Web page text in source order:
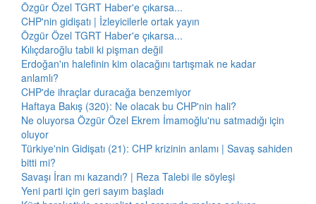
Özgür Özel TGRT Haber'e çıkarsa...
CHP'nin gidişatı | İzleyicilerle ortak yayın
Özgür Özel TGRT Haber'e çıkarsa...
Kılıçdaroğlu tabii ki pişman değil
Erdoğan'ın halefinin kim olacağını tartışmak ne kadar
anlamlı?
CHP'de ihraçlar duracağa benzemiyor
Haftaya Bakış (320): Ne olacak bu CHP'nin hali?
Ne oluyorsa Özgür Özel Ekrem İmamoğlu'nu satmadığı için
oluyor
Türkiye'nin Gidişatı (21): CHP krizinin anlamı | Savaş sahiden
bitti mi?
Savaşı İran mı kazandı? | Reza Talebi ile söyleşi
Yeni parti için geri sayım başladı